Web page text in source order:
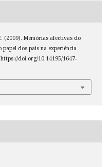
(2009). Memórias afectivas do
dos pais na experiência
doi.org/10.14195/1647-